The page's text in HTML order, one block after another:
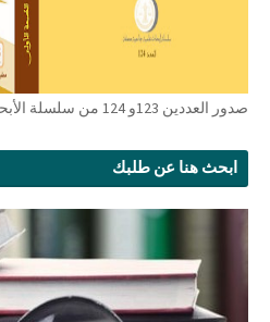
صدور العددين 123و 124 من سلسلة الأبحاث المعمقة بتاريخ 01/09/2024
ابحث هنا عن طلبك